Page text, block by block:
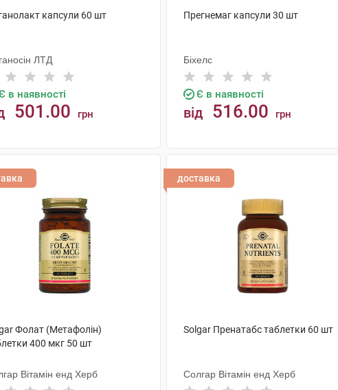
капсули 60 шт
ЛТД
в наявності
501.00 грн
Прегнемаг капсули 30 шт
Біхелс
Є в наявності
від 516.00 грн
Фолат (Метафолін)
400 мкг 50 шт
Вітамін енд Херб
доставка
Solgar Пренатабс таблетки 60 шт
Солгар Вітамін енд Херб